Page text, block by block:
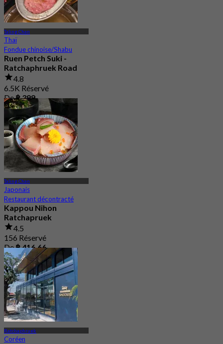
Taling Chan
Thaï
Fondue chinoise/Shabu
Ruen Petch Suki -
Ratchaphruek Road
4.8
6.5K Réservé
De฿ 399
Taling Chan
Japonais
Restaurant décontracté
Kappou Nihon
Ratchapruek
4.5
156 Réservé
De฿ 416.66
Ratchaphruek
Coréen